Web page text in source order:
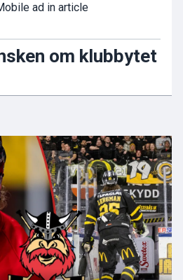
ad in article
om klubbytet